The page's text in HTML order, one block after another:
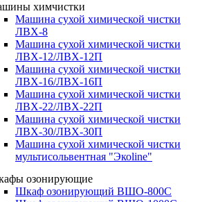
химчистки
Машина сухой химической чистки
ЛВХ-8
Машина сухой химической чистки
ЛВХ-12/ЛВХ-12П
Машина сухой химической чистки
ЛВХ-16/ЛВХ-16П
Машина сухой химической чистки
ЛВХ-22/ЛВХ-22П
Машина сухой химической чистки
ЛВХ-30/ЛВХ-30П
Машина сухой химической чистки
мультисольвентная "Экоline"
озонирующие
Шкаф озонирующий ВШО-800С